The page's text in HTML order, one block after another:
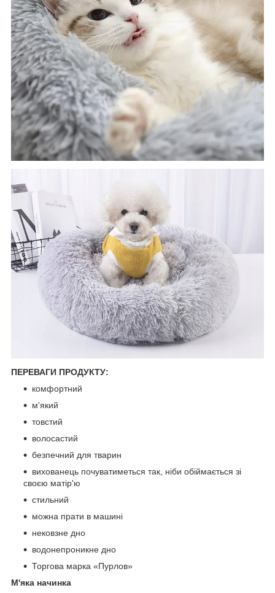
ПЕРЕВАГИ ПРОДУКТУ:
комфортний
м'який
товстий
волосастий
безпечний для тварин
вихованець почуватиметься так, ніби обіймається зі
своєю матір'ю
стильний
можна прати в машині
нековзне дно
водонепроникне дно
Торгова марка «Пурлов»
М'яка начинка